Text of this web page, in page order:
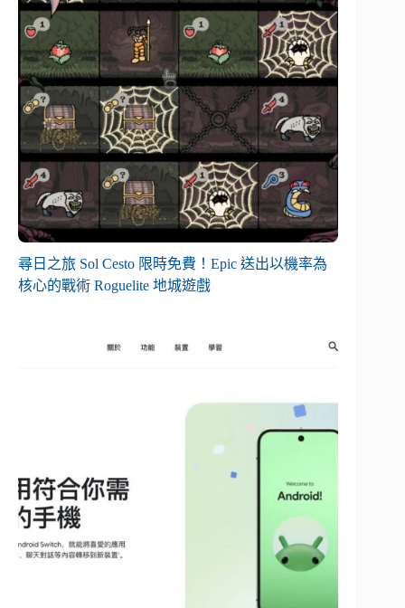
尋日之旅 Sol Cesto 限時免費！Epic 送出以機率為
核心的戰術 Roguelite 地城遊戲